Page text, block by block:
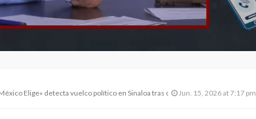
Elige» detecta vuelco político en Sinaloa tras crisis de Rocha Moya
Jun. 15, 2026 at 7:17 pm